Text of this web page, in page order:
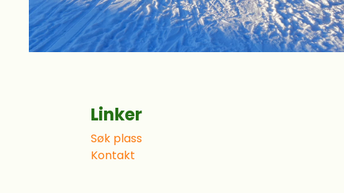
Linker
Søk plass
Kontakt